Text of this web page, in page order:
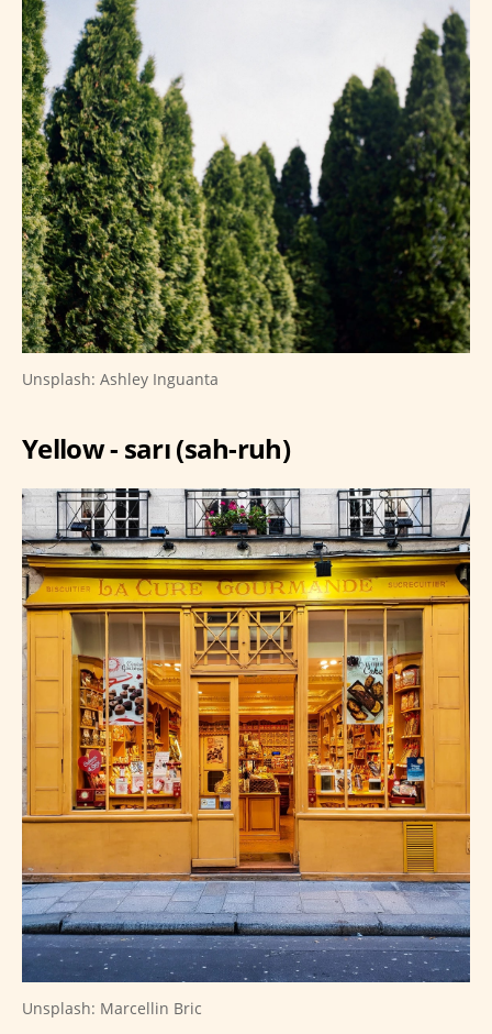
Unsplash: Ashley Inguanta
Yellow - sarı (sah-ruh)
Unsplash: Marcellin Bric